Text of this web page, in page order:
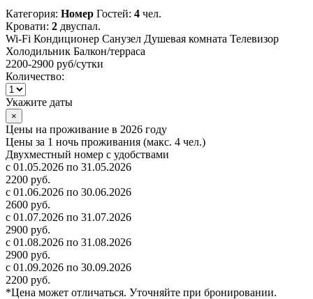
Категория: Номер Гостей: 4 чел.
Кровати: 2 двуспал.
Wi-Fi Кондиционер Санузел Душевая комната Телевизор
Холодильник Балкон/терраса
2200-2900 руб/сутки
Количество:
Укажите даты
×
Цены на проживание в 2026 году
Цены за 1 ночь проживания (макс. 4 чел.)
Двухместный номер с удобствами
с 01.05.2026 по 31.05.2026
2200 руб.
с 01.06.2026 по 30.06.2026
2600 руб.
с 01.07.2026 по 31.07.2026
2900 руб.
с 01.08.2026 по 31.08.2026
2900 руб.
с 01.09.2026 по 30.09.2026
2200 руб.
*Цена может отличаться. Уточняйте при бронировании.